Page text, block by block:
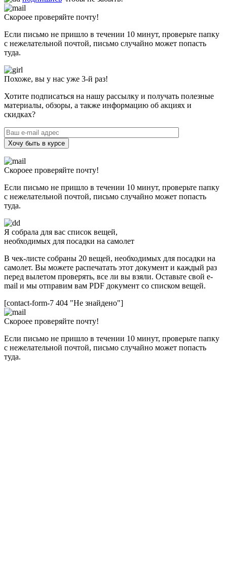
Скороее проверяйте почту!
Если письмо не пришло в течении 10 минут, проверьте папку
с нежелательной почтой, письмо случайно может попасть
туда.
Похоже, вы у нас уже 3-й раз!
Хотите подписаться на нашу рассылку и получать полезные
материалы, обзоры, а также информацию об акциях и
скидках?
Хочу быть в курсе
Скороее проверяйте почту!
Если письмо не пришло в течении 10 минут, проверьте папку
с нежелательной почтой, письмо случайно может попасть
туда.
Я собрала для вас список вещей,
необходимых для посадки на самолет
В чек-листе собраны 20 вещей, необходимых для посадки на
самолет. Вы можете распечатать этот документ и каждый раз
перед вылетом проверять, все ли вы взяли. Оставьте свой e-
mail и мы отправим вам PDF документ со списком вещей.
[contact-form-7 404 "Не знайдено"]
Скороее проверяйте почту!
Если письмо не пришло в течении 10 минут, проверьте папку
с нежелательной почтой, письмо случайно может попасть
туда.